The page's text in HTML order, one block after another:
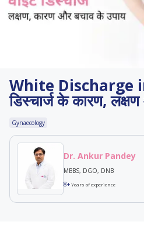
White Discharge
डिस्चार्ज के कारण,
Gynaecology
Dr. Ankur Pandey
MBBS, DGO, DNB
8+Years of experience